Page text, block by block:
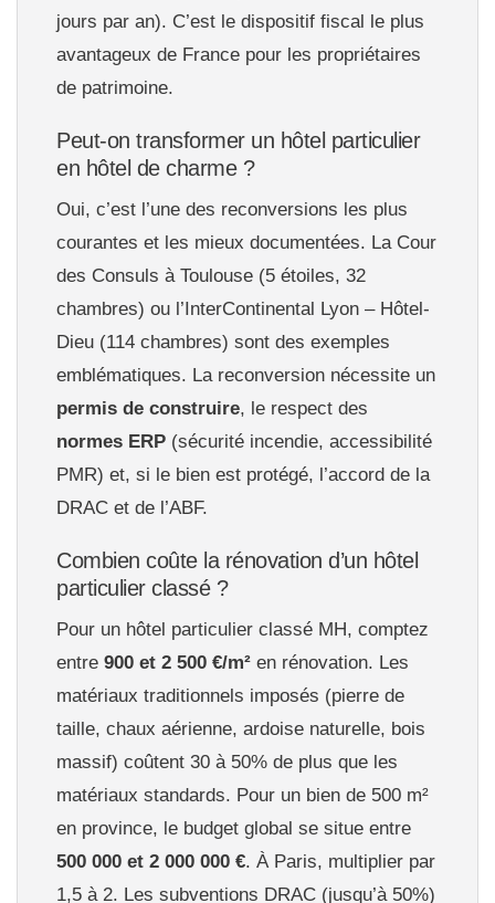
jours par an). C’est le dispositif fiscal le plus
avantageux de France pour les propriétaires
de patrimoine.
Peut-on transformer un hôtel particulier
en hôtel de charme ?
Oui, c’est l’une des reconversions les plus
courantes et les mieux documentées. La Cour
des Consuls à Toulouse (5 étoiles, 32
chambres) ou l’InterContinental Lyon – Hôtel-
Dieu (114 chambres) sont des exemples
emblématiques. La reconversion nécessite un
permis de construire, le respect des
normes ERP (sécurité incendie, accessibilité
PMR) et, si le bien est protégé, l’accord de la
DRAC et de l’ABF.
Combien coûte la rénovation d’un hôtel
particulier classé ?
Pour un hôtel particulier classé MH, comptez
entre 900 et 2 500 €/m² en rénovation. Les
matériaux traditionnels imposés (pierre de
taille, chaux aérienne, ardoise naturelle, bois
massif) coûtent 30 à 50% de plus que les
matériaux standards. Pour un bien de 500 m²
en province, le budget global se situe entre
500 000 et 2 000 000 €. À Paris, multiplier par
1,5 à 2. Les subventions DRAC (jusqu’à 50%)